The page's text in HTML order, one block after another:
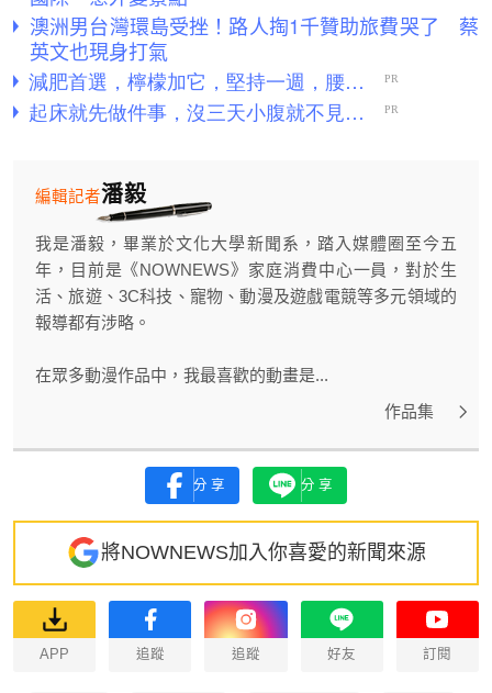
澳洲男台灣環島受挫！路人掏1千贊助旅費哭了 蔡
英文也現身打氣
潘毅
編輯記者
我是潘毅，畢業於文化大學新聞系，踏入媒體圈至今五
年，目前是《NOWNEWS》家庭消費中心一員，對於生
活、旅遊、3C科技、寵物、動漫及遊戲電競等多元領域的
報導都有涉略。
在眾多動漫作品中，我最喜歡的動畫是...
作品集
分享 分享
將NOWNEWS加入你喜愛的新聞來源
APP 追蹤 追蹤 好友 訂閱